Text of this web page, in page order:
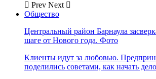
Prev Next
Общество
Центральный район Барнаула
шаге от Нового года. Фото
Клиенты идут за любовью.
поделились советами, как начать